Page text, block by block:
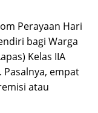
Perayaan Hari
bagi Warga
Kelas IIA
Pasalnya, empat
atau